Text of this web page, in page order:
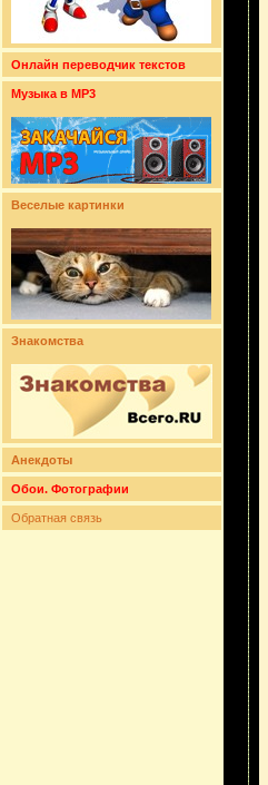
Онлайн переводчик текстов
Музыка в MP3
Веселые картинки
Знакомства
Анекдоты
Обои. Фотографии
Обратная связь